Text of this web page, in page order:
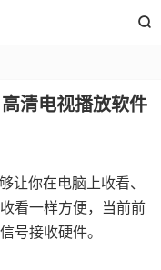

清电视播放软件
让你在电脑上收看、
看一样方便，当前前
号接收硬件。